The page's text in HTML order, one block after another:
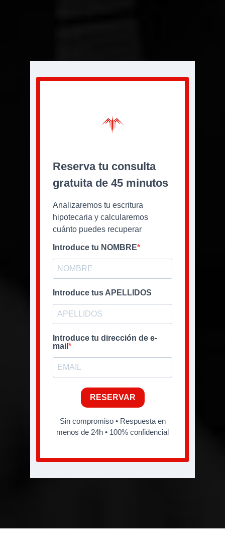
Reserva tu consulta
gratuita de 45 minutos
Analizaremos tu escritura
hipotecaria y calcularemos
cuánto puedes recuperar
Introduce tu NOMBRE
Introduce tus APELLIDOS
Introduce tu dirección de e-
mail
RESERVAR
Sin compromiso • Respuesta en
menos de 24h • 100% confidencial